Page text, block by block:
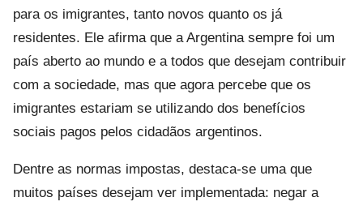
para os imigrantes, tanto novos quanto os já
residentes. Ele afirma que a Argentina sempre foi um
país aberto ao mundo e a todos que desejam contribuir
com a sociedade, mas que agora percebe que os
imigrantes estariam se utilizando dos benefícios
sociais pagos pelos cidadãos argentinos.
Dentre as normas impostas, destaca-se uma que
muitos países desejam ver implementada: negar a